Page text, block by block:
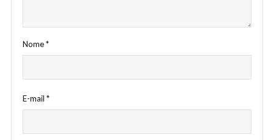
Nome*
E-mail *